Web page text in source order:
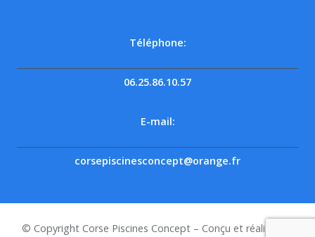
Téléphone:
06.25.86.10.57
E-mail:
corsepiscinesconcept@orange.fr
© Copyright Corse Piscines Concept – Conçu et réalisé par